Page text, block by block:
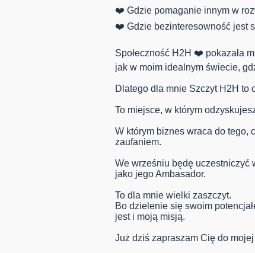
❤️ Gdzie pomaganie innym w
❤️ Gdzie bezinteresowność jest
Społeczność H2H ❤️ pokazała
jak w moim idealnym świecie,
Dlatego dla mnie Szczyt H2H to
To miejsce, w którym
W którym biznes wraca do tego,
zaufaniem.
We wrześniu będę uczestniczyć
jako jego Ambasador.
To dla mnie wielki zaszczyt.
Bo dzielenie się swoim
jest i moją misją.
Już dziś zapraszam Cię do mojej